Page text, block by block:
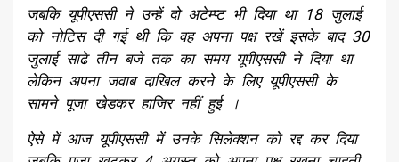
जबकि यूपीएससी ने उन्हें दो अटेम्प्ट भी दिया था 18 जुलाई
को नोटिस दी गई थी कि वह अपना पक्ष रखें इसके बाद 30
जुलाई साढे तीन बजे तक का समय यूपीएससी ने दिया था
लेकिन अपना जवाब दाखिल करने के लिए यूपीएससी के
सामने पूजा खेडकर हाजिर नहीं हुई ।
ऐसे में आज यूपीएससी में उनके सिलेक्शन को रद्द कर दिया